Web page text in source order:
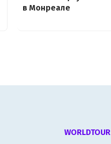
в Монреале
WORLDTOUR